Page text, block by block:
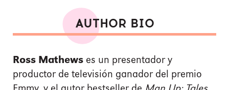
AUTHOR BIO
Ross Mathews es un presentador y
productor de televisión ganador del premio